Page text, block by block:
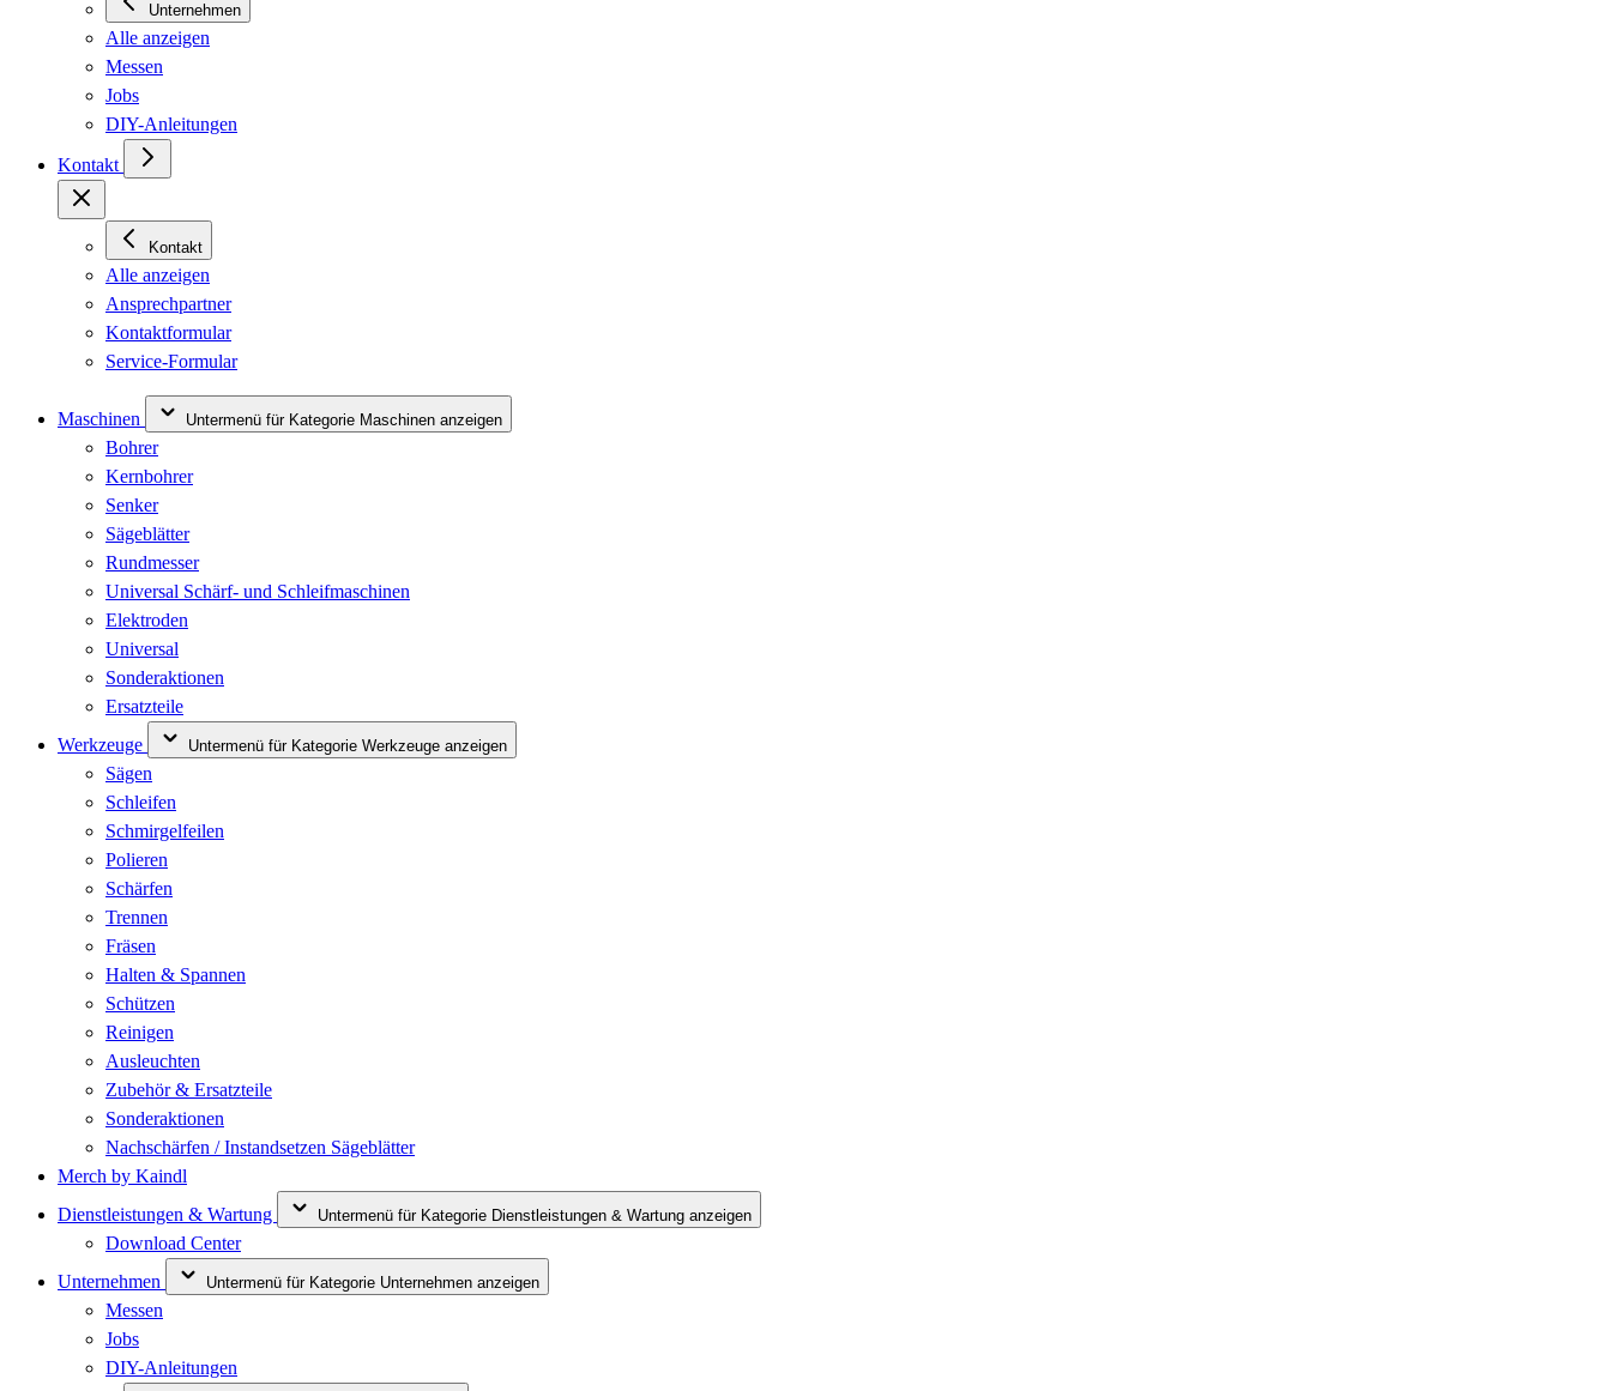
Unternehmen
Alle anzeigen
Messen
Jobs
DIY-Anleitungen
Kontakt
Kontakt
Alle anzeigen
Ansprechpartner
Kontaktformular
Service-Formular
Maschinen Untermenü für Kategorie Maschinen anzeigen
Bohrer
Kernbohrer
Senker
Sägeblätter
Rundmesser
Universal Schärf- und Schleifmaschinen
Elektroden
Universal
Sonderaktionen
Ersatzteile
Werkzeuge
Untermenü für Kategorie Werkzeuge anzeigen
Sägen
Schleifen
Schmirgelfeilen
Polieren
Schärfen
Trennen
Fräsen
Halten & Spannen
Schützen
Reinigen
Ausleuchten
Zubehör & Ersatzteile
Sonderaktionen
Nachschärfen / Instandsetzen Sägeblätter
Merch by Kaindl
Dienstleistungen & Wartung
Untermenü für Kategorie Dienstleistungen & Wartung anzeigen
Download Center
Unternehmen
Untermenü für Kategorie Unternehmen anzeigen
Messen
Jobs
DIY-Anleitungen